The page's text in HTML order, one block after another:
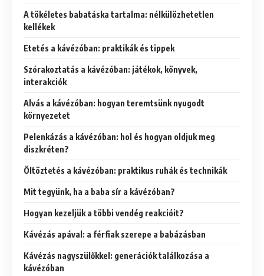
A tökéletes babatáska tartalma: nélkülözhetetlen
kellékek
Etetés a kávézóban: praktikák és tippek
Szórakoztatás a kávézóban: játékok, könyvek,
interakciók
Alvás a kávézóban: hogyan teremtsünk nyugodt
környezetet
Pelenkázás a kávézóban: hol és hogyan oldjuk meg
diszkréten?
Öltöztetés a kávézóban: praktikus ruhák és technikák
Mit tegyünk, ha a baba sír a kávézóban?
Hogyan kezeljük a többi vendég reakcióit?
Kávézás apával: a férfiak szerepe a babázásban
Kávézás nagyszülőkkel: generációk találkozása a
kávézóban